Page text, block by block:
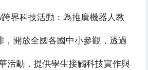
跨界科技活動：為推廣機器人教
，開放全國各國中小參觀，透過
活動，提供學生接觸科技實作與